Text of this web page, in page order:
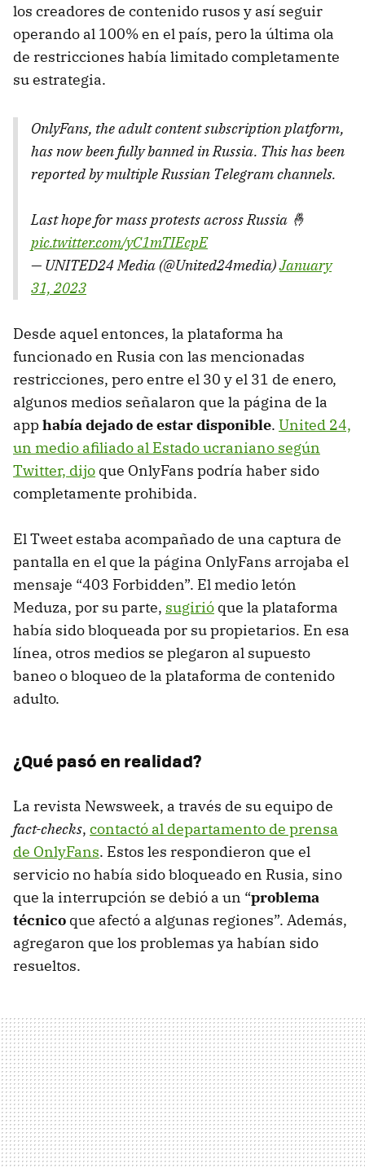
los creadores de contenido rusos y así seguir
operando al 100% en el país, pero la última ola
de restricciones había limitado completamente
su estrategia.
OnlyFans, the adult content subscription platform,
has now been fully banned in Russia. This has been
reported by multiple Russian Telegram channels.
Last hope for mass protests across Russia 🤞
pic.twitter.com/yC1mTIEcpE
— UNITED24 Media (@United24media)January
31, 2023
Desde aquel entonces, la plataforma ha
funcionado en Rusia con las mencionadas
restricciones, pero entre el 30 y el 31 de enero,
algunos medios señalaron que la página de la
apphabía dejado de estar disponible. United 24,
un medio afiliado al Estado ucraniano según
Twitter, dijo que OnlyFans podría haber sido
completamente prohibida.
El Tweet estaba acompañado de una captura de
pantalla en el que la página OnlyFans arrojaba el
mensaje “403 Forbidden”. El medio letón
Meduza, por su parte, sugirió que la plataforma
había sido bloqueada por su propietarios. En esa
línea, otros medios se plegaron al supuesto
baneo o bloqueo de la plataforma de contenido
adulto.
¿Qué pasó en realidad?
La revista Newsweek, a través de su equipo de
fact-checks, contactó al departamento de prensa
de OnlyFans. Estos les respondieron que el
servicio no había sido bloqueado en Rusia, sino
que la interrupción se debió a un “problema
técnico que afectó a algunas regiones”. Además,
agregaron que los problemas ya habían sido
resueltos.